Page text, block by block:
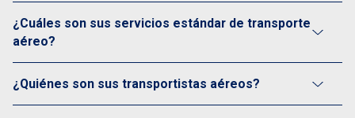
¿Cuáles son sus servicios estándar de transporte
aéreo?
¿Quiénes son sus transportistas aéreos?